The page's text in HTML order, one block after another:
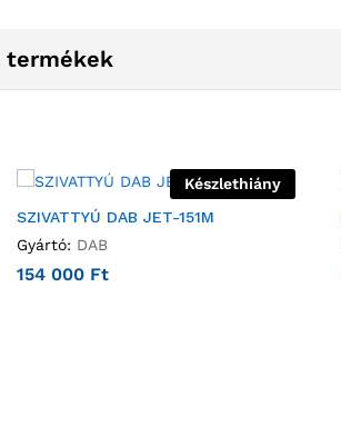
termékek
Készlethiány
SZIVATTYÚ DAB JET-151M
Gyártó: DAB
154 000 Ft